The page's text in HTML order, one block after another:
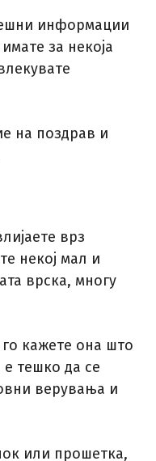
информации
за некоја
на поздрав и
врз
некој мал и
врска, многу
кажете она што
тешко да се
верувања и
или прошетка,